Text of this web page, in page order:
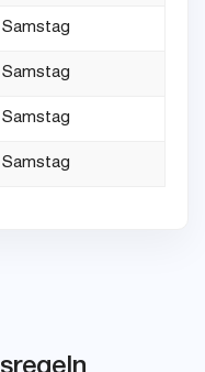
Samstag
Samstag
Samstag
Samstag